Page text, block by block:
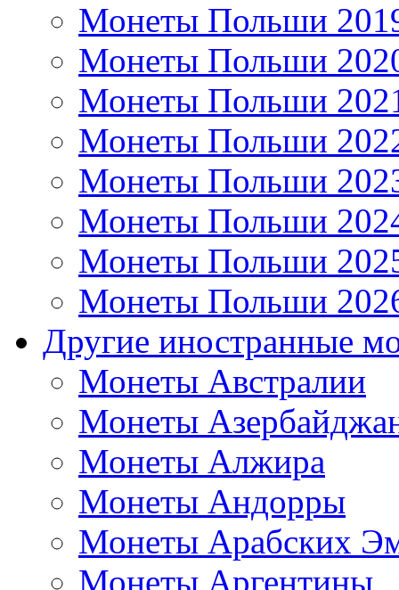
Монеты Польши
Монеты Польши
Монеты Польши
Монеты Польши
Монеты Польши
Монеты Польши
Монеты Польши
Монеты Польши
Другие иностранные
Монеты Австралии
Монеты
Монеты Алжира
Монеты Андорры
Монеты Арабских
Монеты Аргентины